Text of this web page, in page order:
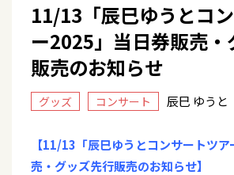
11/13「辰巳ゆうとコ
ー2025」当日券販売・
販売のお知らせ
グッズ コンサート 辰巳 ゆうと
【11/13「辰巳ゆうとコンサートツ
売・グッズ先行販売のお知らせ】